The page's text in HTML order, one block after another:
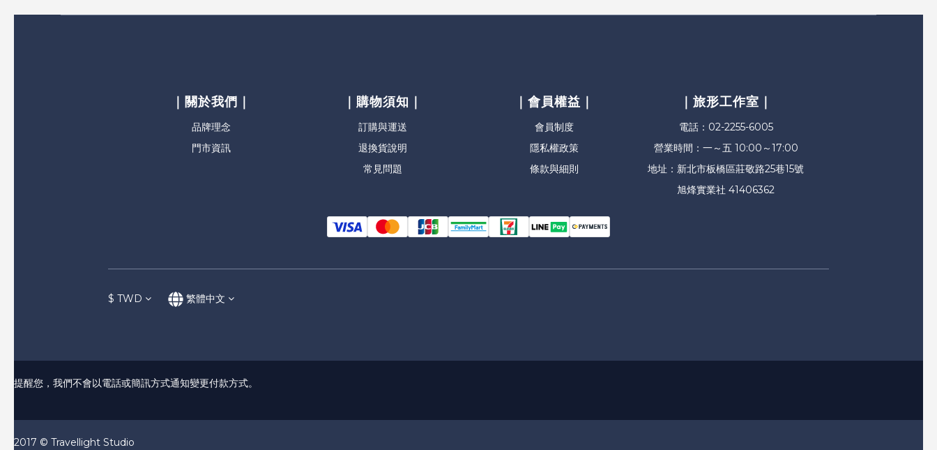
｜關於我們｜
品牌理念
門市資訊
｜購物須知｜
訂購與運送
退換貨說明
常見問題
｜會員權益｜
會員制度
隱私權政策
條款與細則
｜旅形工作室｜
電話：02-2255-6005
營業時間：一～五 10:00～17:00
地址：新北市板橋區莊敬路25巷15號
旭烽實業社 41406362
$ TWD 繁體中文
提醒您，我們不會以電話或簡訊方式通知變更付款方式。
2017 © Travellight Studio